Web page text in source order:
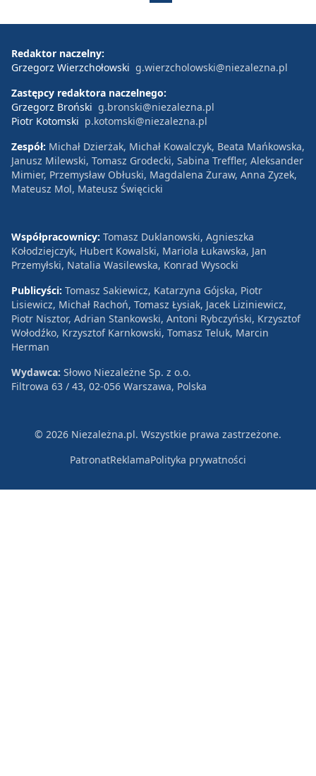
Redaktor naczelny:
Grzegorz Wierzchołowski g.wierzcholowski@niezalezna.pl
Zastępcy redaktora naczelnego:
Grzegorz Broński g.bronski@niezalezna.pl
Piotr Kotomski p.kotomski@niezalezna.pl
Zespół: Michał Dzierżak, Michał Kowalczyk, Beata Mańkowska,
Janusz Milewski, Tomasz Grodecki, Sabina Treffler, Aleksander
Mimier, Przemysław Obłuski, Magdalena Żuraw, Anna Zyzek,
Mateusz Mol, Mateusz Święcicki
Współpracownicy: Tomasz Duklanowski, Agnieszka
Kołodziejczyk, Hubert Kowalski, Mariola Łukawska, Jan
Przemyłski, Natalia Wasilewska, Konrad Wysocki
Publicyści: Tomasz Sakiewicz, Katarzyna Gójska, Piotr
Lisiewicz, Michał Rachoń, Tomasz Łysiak, Jacek Liziniewicz,
Piotr Nisztor, Adrian Stankowski, Antoni Rybczyński, Krzysztof
Wołodźko, Krzysztof Karnkowski, Tomasz Teluk, Marcin
Herman
Wydawca: Słowo Niezależne Sp. z o.o.
Filtrowa 63 / 43, 02-056 Warszawa, Polska
© 2026 Niezależna.pl. Wszystkie prawa zastrzeżone.
PatronatReklamaPolityka prywatności